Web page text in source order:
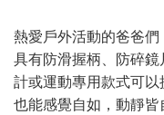
熱愛戶外活動的爸爸們
具有防滑握柄、防碎
計或運動專用款式可
也能感覺自如，動靜皆